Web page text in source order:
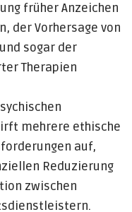
früher Anzeichen
der Vorhersage von
sogar der
Therapien
mehrere ethische
auf,
Reduzierung
zwischen